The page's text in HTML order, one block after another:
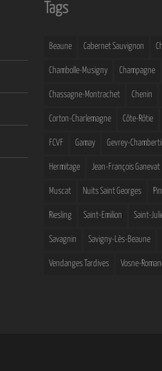
Tags
Beaune Cabernet Sauvignon
Chambolle-Musigny Champagne
Chassagne-Montrachet Chenin
Corton-Charlemagne Côte-Rôtie
FCVF Gamay Gevrey-
Hermitage Jean-François Ganevat
Muscat Nuits Saint Georges
Riesling Saint-Emilion Saint-
Savagnin Savigny-Lès-Beaune
Vendanges Tardives Vosne-